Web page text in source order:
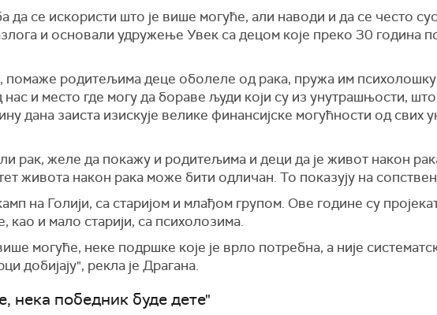
да се искористи што је више могуће, али наводи и да се често
и основали удружење Увек са децом које преко 30 година
помаже родитељима деце оболеле од рака, пружа им
и место где могу да бораве људи који су из унутрашњости, што
дана заиста изискује велике финансијске могућности од свих
рак, желе да покажу и родитељима и деци да је живот након
живота након рака може бити одличан. То показују на
на Голији, са старијом и млађом групом. Ове године су
као и мало старији, са психолозима.
могуће, неке подршке које је врло потребна, а није
добијају", рекла је Драгана.
нека победник буде дете"